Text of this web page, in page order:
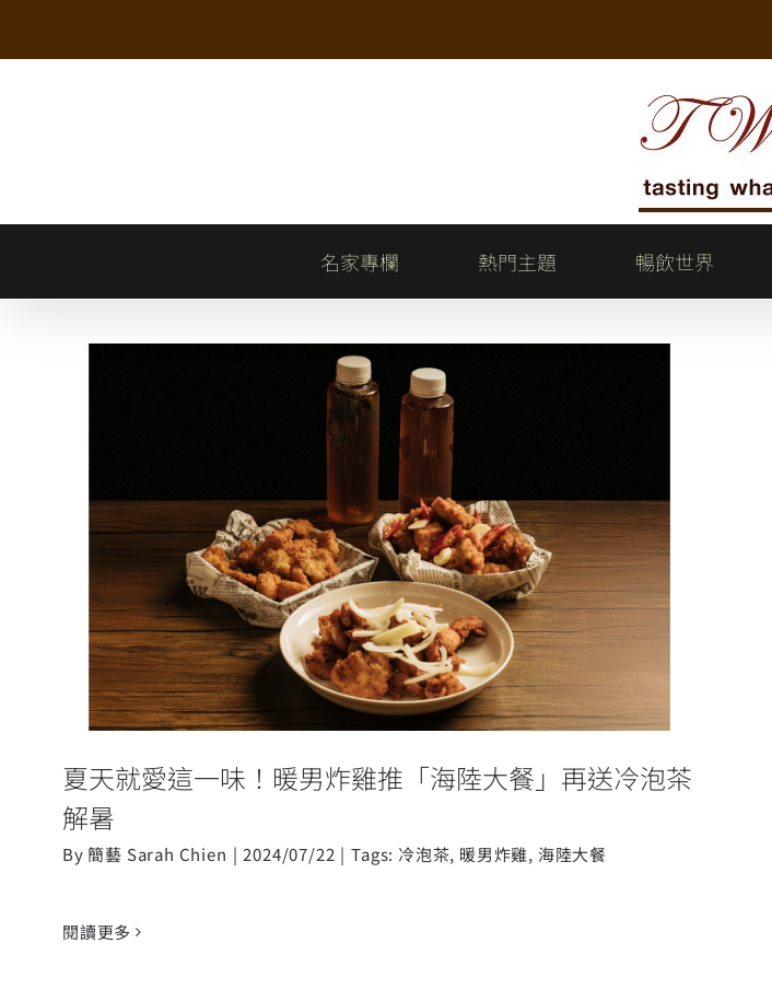
to
名家專欄 熱門主題 暢飲世界
夏天就愛這一味！暖男炸雞推「海陸大餐」再送冷
泡茶解暑
夏天就愛這一味！暖男炸雞推「海陸大餐」再送冷泡茶
解暑
By簡藝 Sarah Chien | 2024/07/22 | Tags: 冷泡茶, 暖男炸雞, 海陸大餐
閱讀更多